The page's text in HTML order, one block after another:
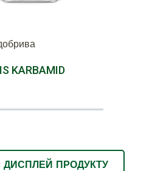
KARBAMID
ДИСПЛЕЙ ПРОДУКТУ